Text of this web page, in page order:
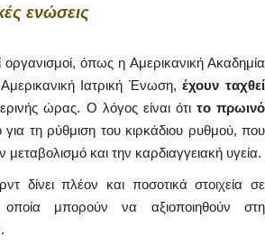
ενώσεις
οργανισμοί, όπως η Αμερικανική Ακαδημία
Ιατρική Ένωση,έχουν ταχθεί
ώρας. Ο λόγος είναι ότι το πρωινό
για τη ρύθμιση του κιρκάδιου ρυθμού, που
μεταβολισμό και την καρδιαγγειακή υγεία.
δίνει πλέον και ποσοτικά στοιχεία σε
μπορούν να αξιοποιηθούν στη